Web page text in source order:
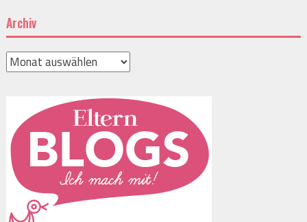
Archiv
Archiv